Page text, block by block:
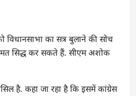
विधानसाभा का सत्र बुलाने की सोच
सिद्ध कर सकते हैं. सीएम अशोक
है. कहा जा रहा है कि इसमें कांग्रेस